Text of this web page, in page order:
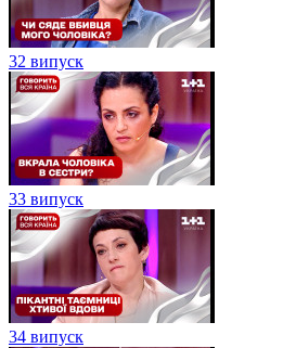
32 випуск
33 випуск
34 випуск